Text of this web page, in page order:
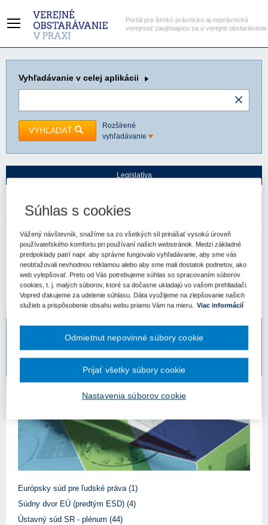
Portál pre širokú právnickú aj neprávnickú
verejnosť zaujímajúcu sa o verejné obstarávanie
Vyhľadávanie v celej aplikácii
VYHĽADAŤ
Rozšírené
vyhľadávanie
Legislatíva
Judikáty
Právomoc ÚVO v konaní o namietkach (revízny
postup)
Okresný súd Námestovo Spzn:7C/111/2011 Prameň:ASPI
Bezplatný odpovedný servis pre predplatiteľov
Vaše otázky môžete zadať nawww.otazkyodpovede.sk.
Európsky súd pre ľudské práva (1)
Súdny dvor EÚ (predtým ESD) (4)
Ústavný súd SR - plénum (44)
Súhlas s cookies
Vážený návštevník, snažíme sa zo všetkých síl prinášať vysokú úroveň
používateľského komfortu pri používaní našich webstránok. Medzi základné
predpoklady patrí napr. aby správne fungovalo vyhľadávanie, aby sme vás
neobťažovali nevhodnou reklamou alebo aby sme mali dostatok podnetov, ako
web vylepšovať. Preto od Vás potrebujeme súhlas so spracovaním súborov
cookies, t. j. malých súborov, ktoré sa dočasne ukladajú vo vašom prehliadači.
Vopred ďakujeme za udelenie súhlasu. Dáta využijeme na zlepšovanie našich
služieb a prispôsobenie obsahu webu priamo Vám na mieru. Viac informácií
Nastavenia súborov cookie
Odmietnut nepovinné súbory cookie
Prijať všetky súbory cookie